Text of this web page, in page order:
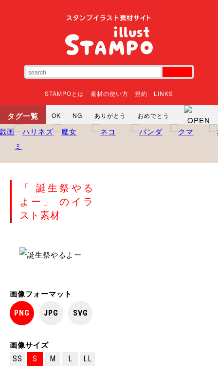
STAMPOとは 素材の使い方 規約 LINKS
タグ一覧 OK NG ありがとう
おめでとう
寝る
やったね
それな
神
るんるん
向かってます
じゃあね
「 誕生祭やる
よー」 のイラ
スト素材
画像フォーマット
PNG JPG SVG
画像サイズ
SS S M L LL